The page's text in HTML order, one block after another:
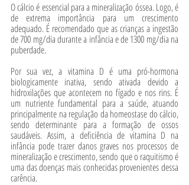
O cálcio é essencial para a mineralização óssea. Logo, é
de extrema importância para um crescimento
adequado. É recomendado que as crianças a ingestão
de 700 mg/dia durante a infância e de 1300 mg/dia na
puberdade.
Por sua vez, a vitamina D é uma pró-hormona
biologicamente inativa, sendo ativada devido a
hidroxilações que acontecem no fígado e nos rins. É
um nutriente fundamental para a saúde, atuando
principalmente na regulação da homeostase do cálcio,
sendo determinante para a formação de ossos
saudáveis. Assim, a deficiência de vitamina D na
infância pode trazer danos graves nos processos de
mineralização e crescimento, sendo que o raquitismo é
uma das doenças mais conhecidas provenientes dessa
carência.